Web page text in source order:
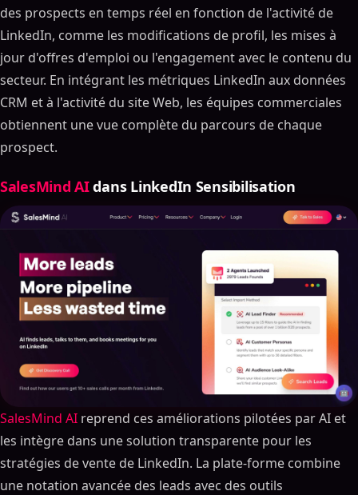
des prospects en temps réel en fonction de l'activité de
LinkedIn, comme les modifications de profil, les mises à
jour d'offres d'emploi ou l'engagement avec le contenu du
secteur. En intégrant les métriques LinkedIn aux données
CRM et à l'activité du site Web, les équipes commerciales
obtiennent une vue complète du parcours de chaque
prospect.
SalesMind AIdans LinkedIn Sensibilisation
SalesMind AI reprend ces améliorations pilotées par AI et
les intègre dans une solution transparente pour les
stratégies de vente de LinkedIn. La plate-forme combine
une notation avancée des leads avec des outils